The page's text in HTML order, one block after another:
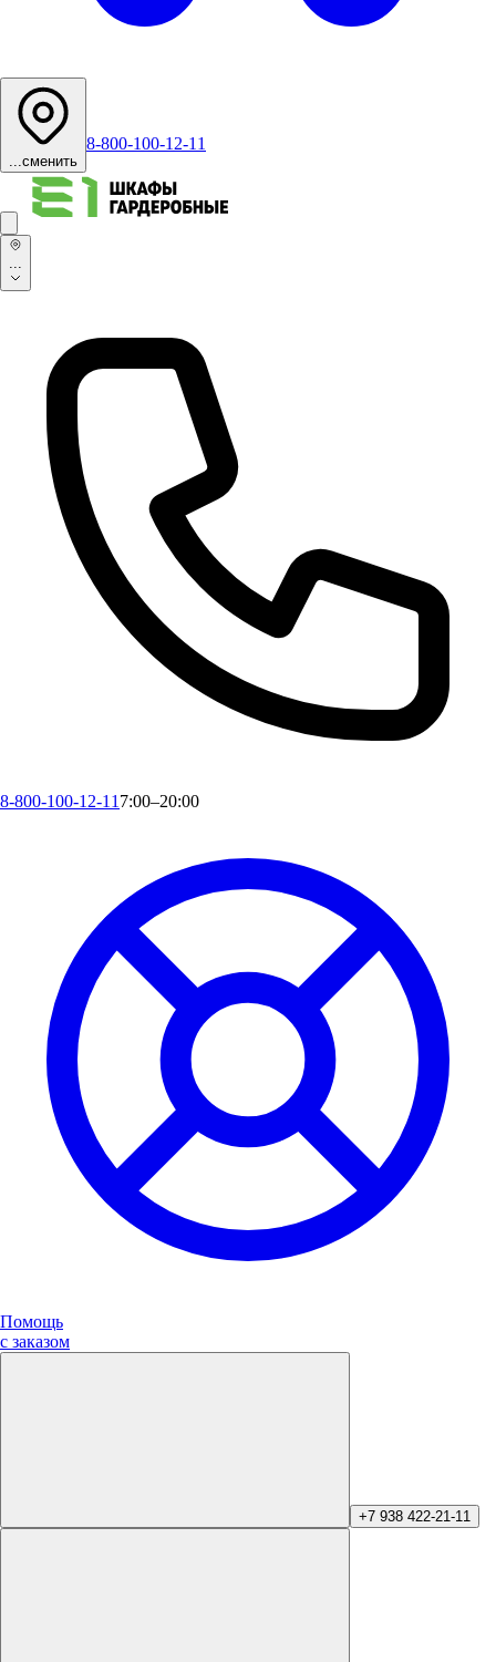
...сменить
8-800-100-12-11
...
8-800-100-12-11 7:00–20:00
Помощь
с заказом
+7 938 422-21-11